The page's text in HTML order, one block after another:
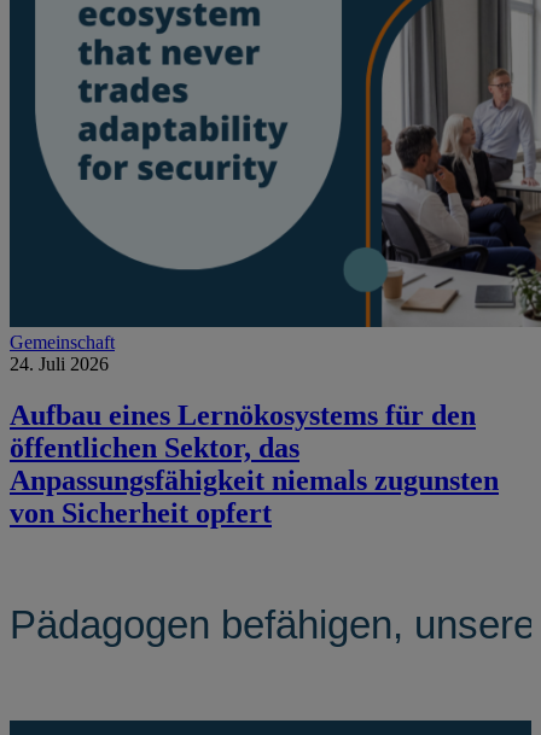
Gemeinschaft
24. Juli 2026
Aufbau eines Lernökosystems für den
öffentlichen Sektor, das
Anpassungsfähigkeit niemals zugunsten
von Sicherheit opfert
Pädagogen befähigen,